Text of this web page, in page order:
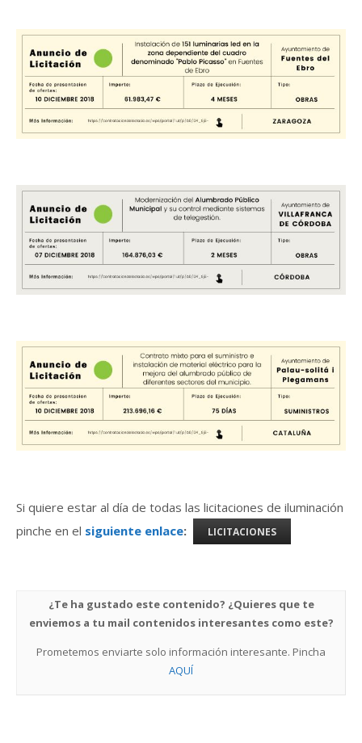
Si quiere estar al día de todas las licitaciones de iluminación
pinche en el siguiente enlace: LICITACIONES
¿Te ha gustado este contenido? ¿Quieres que te
enviemos a tu mail contenidos interesantes como este?
Prometemos enviarte solo información interesante. Pincha
AQUÍ